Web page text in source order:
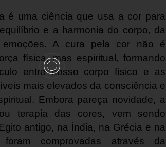
é uma ciência que usa a cor para
e a harmonia do corpo, da
A cura pela cor não é
física, mas espiritual, formando
entre nosso corpo físico e as
mais elevados da consciência e
Embora pareça novidade, a
terapia das cores, vem sendo
antigo, na Índia, na Grécia e na
comprovadas através da